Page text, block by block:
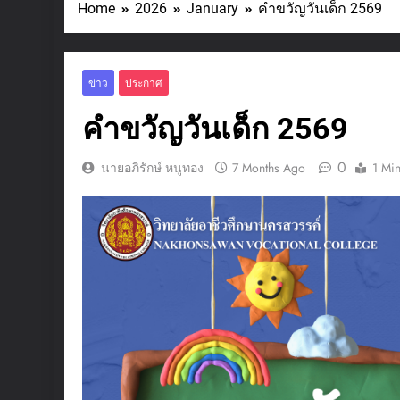
Home 2026 January คําขวัญวันเด็ก 2569
ข่าว ประกาศ
คําขวัญวันเด็ก 2569
นายอภิรักษ์ หนูทอง 7 Months Ago 0 1